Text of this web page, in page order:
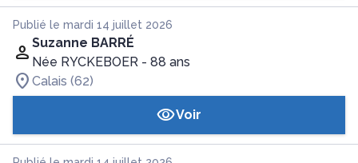
Publié le mardi 14 juillet 2026
Suzanne BARRÉ
Née RYCKEBOER - 88 ans
Calais (62)
Voir